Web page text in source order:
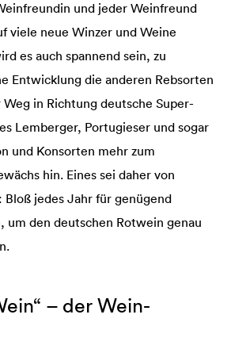
und jeder Weinfreund
viele neue Winzer und Weine
es auch spannend sein, zu
Entwicklung die anderen Rebsorten
in Richtung deutsche Super-
Lemberger, Portugieser und sogar
und Konsorten mehr zum
hin. Eines sei daher von
Bloß jedes Jahr für genügend
um den deutschen Rotwein genau
– der Wein-